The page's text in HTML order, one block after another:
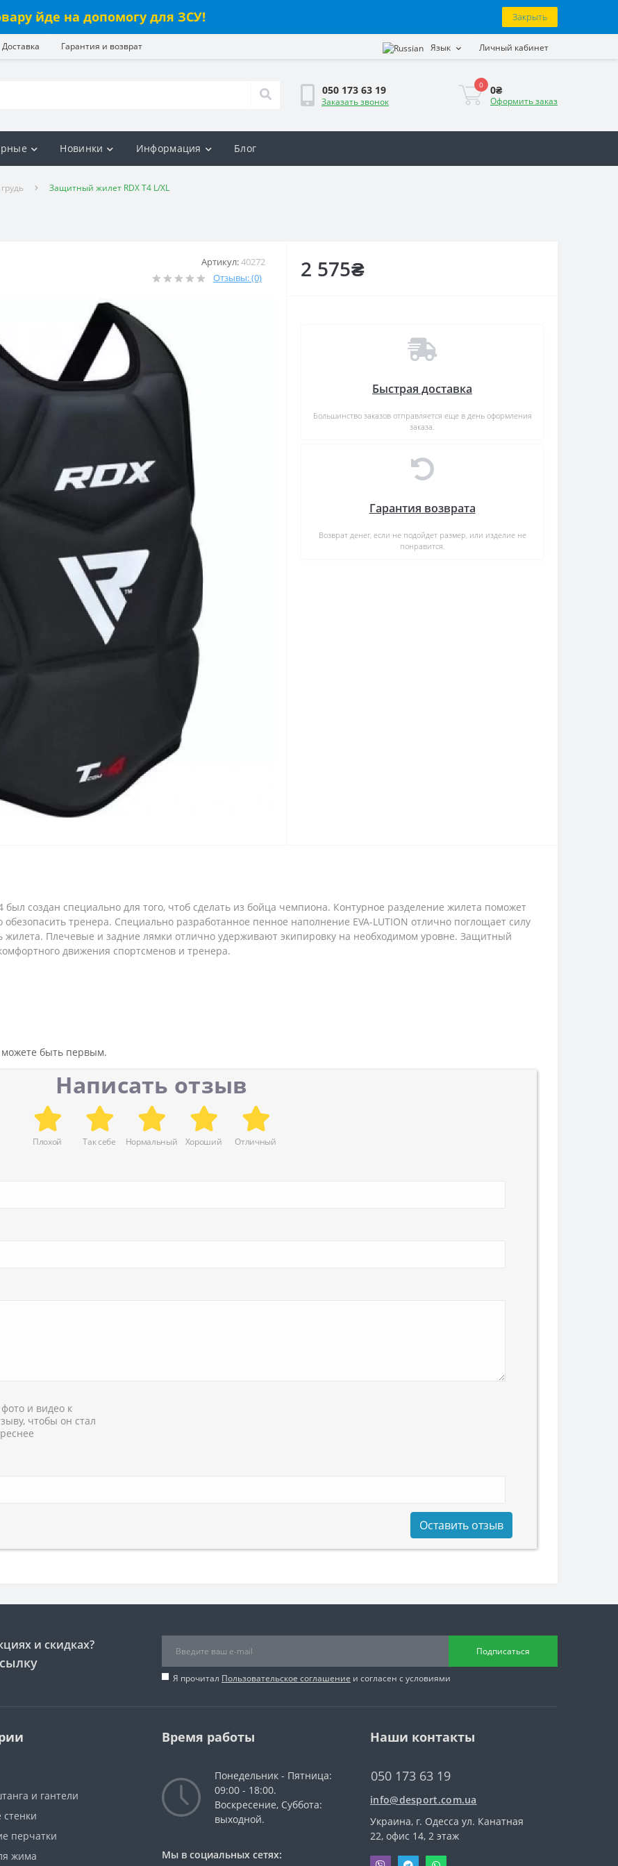
йде на допомогу для ЗСУ! Закрыть
Доставка Гарантия и возврат Язык Личный кабинет
050 173 63 19
Заказать звонок
0 0₴
Оформить заказ
Новинки Информация Блог
Защитный жилет RDX T4 L/XL
Артикул:40272
Отзывы: (0) 2 575₴
Быстрая доставка
Большинство заказов отправляется еще в день оформления
заказа.
Гарантия возврата
Возврат денег, если не подойдет размер, или изделие не
понравится.
создан специально для того, чтоб сделать из бойца чемпиона. Контурное разделение жилета поможет
тренера. Специально разработанное пенное наполнение EVA-LUTION отлично поглощает силу
жилета. Плечевые и задние лямки отлично удерживают экипировку на необходимом уровне. Защитный
движения спортсменов и тренера.
можете быть первым.
Написать отзыв
Плохой Так себе Нормальный Хороший Отличный
и видео к
чтобы он стал
Оставить отзыв
и скидках? Подписаться
Я прочитал Пользовательское соглашение и согласен с условиями
и гантели
перчатки
жима
Время работы
Понедельник - Пятница:
09:00 - 18:00.
Воскресение, Суббота:
выходной.
Мы в социальных сетях:
Наши контакты
050 173 63 19
info@desport.com.ua
Украина, г. Одесса ул. Канатная
22, офис 14, 2 этаж